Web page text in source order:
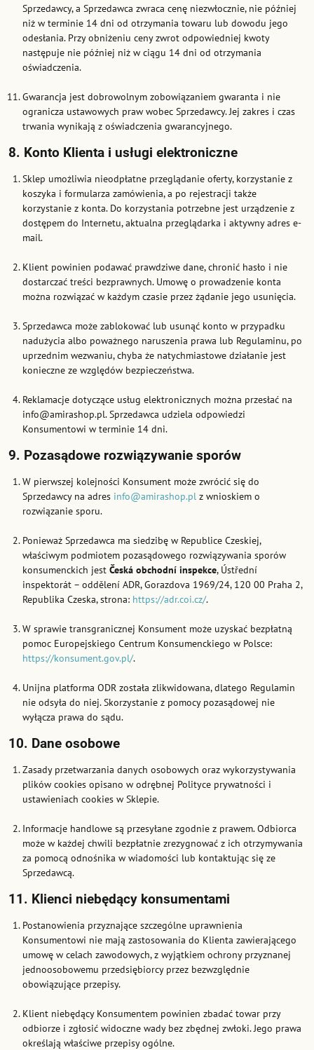
Sprzedawcy, a Sprzedawca zwraca cenę niezwłocznie, nie później
niż w terminie 14 dni od otrzymania towaru lub dowodu jego
odesłania. Przy obniżeniu ceny zwrot odpowiedniej kwoty
następuje nie później niż w ciągu 14 dni od otrzymania
oświadczenia.
Gwarancja jest dobrowolnym zobowiązaniem gwaranta i nie
ogranicza ustawowych praw wobec Sprzedawcy. Jej zakres i czas
trwania wynikają z oświadczenia gwarancyjnego.
8. Konto Klienta i usługi elektroniczne
Sklep umożliwia nieodpłatne przeglądanie oferty, korzystanie z
koszyka i formularza zamówienia, a po rejestracji także
korzystanie z konta. Do korzystania potrzebne jest urządzenie z
dostępem do Internetu, aktualna przeglądarka i aktywny adres e-
mail.
Klient powinien podawać prawdziwe dane, chronić hasło i nie
dostarczać treści bezprawnych. Umowę o prowadzenie konta
można rozwiązać w każdym czasie przez żądanie jego usunięcia.
Sprzedawca może zablokować lub usunąć konto w przypadku
nadużycia albo poważnego naruszenia prawa lub Regulaminu, po
uprzednim wezwaniu, chyba że natychmiastowe działanie jest
konieczne ze względów bezpieczeństwa.
Reklamacje dotyczące usług elektronicznych można przesłać na
info@amirashop.pl. Sprzedawca udziela odpowiedzi
Konsumentowi w terminie 14 dni.
9. Pozasądowe rozwiązywanie sporów
W pierwszej kolejności Konsument może zwrócić się do
Sprzedawcy na adres info@amirashop.pl z wnioskiem o
rozwiązanie sporu.
Ponieważ Sprzedawca ma siedzibę w Republice Czeskiej,
właściwym podmiotem pozasądowego rozwiązywania sporów
konsumenckich jest Česká obchodní inspekce, Ústřední
inspektorát – oddělení ADR, Gorazdova 1969/24, 120 00 Praha 2,
Republika Czeska, strona: https://adr.coi.cz/.
W sprawie transgranicznej Konsument może uzyskać bezpłatną
pomoc Europejskiego Centrum Konsumenckiego w Polsce:
https://konsument.gov.pl/.
Unijna platforma ODR została zlikwidowana, dlatego Regulamin
nie odsyła do niej. Skorzystanie z pomocy pozasądowej nie
wyłącza prawa do sądu.
10. Dane osobowe
Zasady przetwarzania danych osobowych oraz wykorzystywania
plików cookies opisano w odrębnej Polityce prywatności i
ustawieniach cookies w Sklepie.
Informacje handlowe są przesyłane zgodnie z prawem. Odbiorca
może w każdej chwili bezpłatnie zrezygnować z ich otrzymywania
za pomocą odnośnika w wiadomości lub kontaktując się ze
Sprzedawcą.
11. Klienci niebędący konsumentami
Postanowienia przyznające szczególne uprawnienia
Konsumentowi nie mają zastosowania do Klienta zawierającego
umowę w celach zawodowych, z wyjątkiem ochrony przyznanej
jednoosobowemu przedsiębiorcy przez bezwzględnie
obowiązujące przepisy.
Klient niebędący Konsumentem powinien zbadać towar przy
odbiorze i zgłosić widoczne wady bez zbędnej zwłoki. Jego prawa
określają właściwe przepisy ogólne.